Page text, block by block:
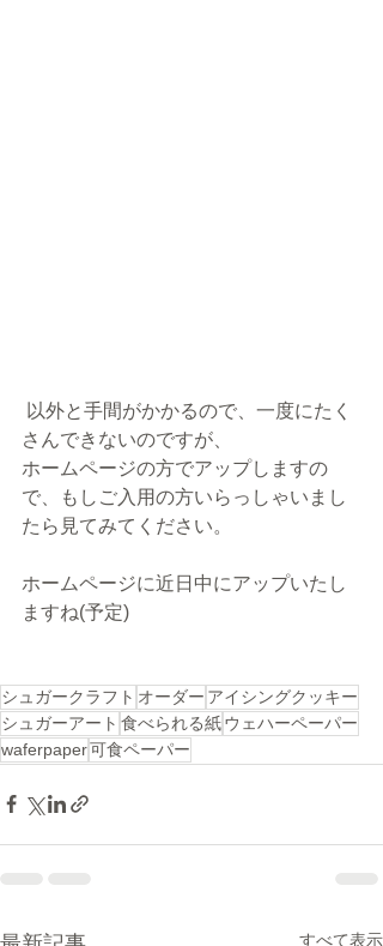
さんできないのですが、
ホームページの方でアップしますの
で、もしご入用の方いらっしゃいまし
たら見てみてください。
ホームページに近日中にアップいたし
ますね(予定)
シュガークラフト オーダー アイシングクッキー
シュガーアート 食べられる紙ウェハーペーパー
waferpaper可食ペーパー
すべて表示